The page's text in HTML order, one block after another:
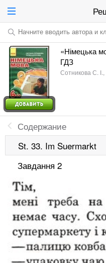
Начните вводить автора и
«Німецька
ГДЗ
Сотникова С.
Содержание
St. 33. Im Suermarkt
Завдання 2